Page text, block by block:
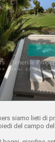
siamo lieti di
del campo